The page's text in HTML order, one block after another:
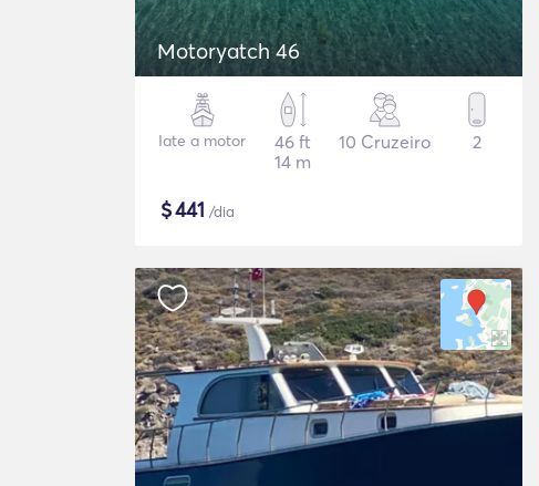
Motoryatch 46
Iate a motor
46 ft
14 m
10 Cruzeiro 2
$441 /dia